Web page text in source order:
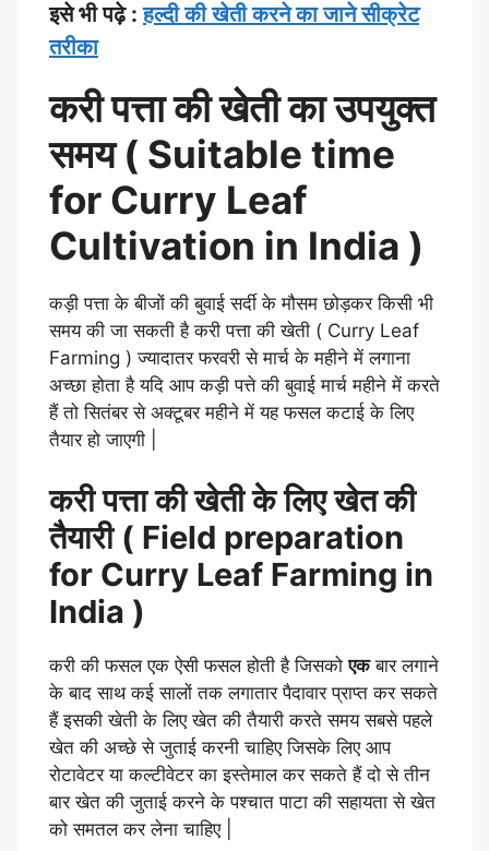
इसे भी पढ़े :हल्दी की खेती करने का जाने सीक्रेट
तरीका
करी पत्ता की खेती का उपयुक्त
समय ( Suitable time
for Curry Leaf
Cultivation in India )
कड़ी पत्ता के बीजों की बुवाई सर्दी के मौसम छोड़कर किसी भी
समय की जा सकती है करी पत्ता की खेती ( Curry Leaf
Farming ) ज्यादातर फरवरी से मार्च के महीने में लगाना
अच्छा होता है यदि आप कड़ी पत्ते की बुवाई मार्च महीने में करते
हैं तो सितंबर से अक्टूबर महीने में यह फसल कटाई के लिए
तैयार हो जाएगी |
करी पत्ता की खेती के लिए खेत की
तैयारी ( Field preparation
for Curry Leaf Farming in
India )
करी की फसल एक ऐसी फसल होती है जिसकोएकबार लगाने
के बाद साथ कई सालों तक लगातार पैदावार प्राप्त कर सकते
हैं इसकी खेती के लिए खेत की तैयारी करते समय सबसे पहले
खेत की अच्छे से जुताई करनी चाहिए जिसके लिए आप
रोटावेटर या कल्टीवेटर का इस्तेमाल कर सकते हैं दो से तीन
बार खेत की जुताई करने के पश्चात पाटा की सहायता से खेत
को समतल कर लेना चाहिए |